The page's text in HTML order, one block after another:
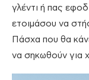
γλέντι ή πας
ετοιμάσου να
Πάσχα που θα
να σηκωθούν για